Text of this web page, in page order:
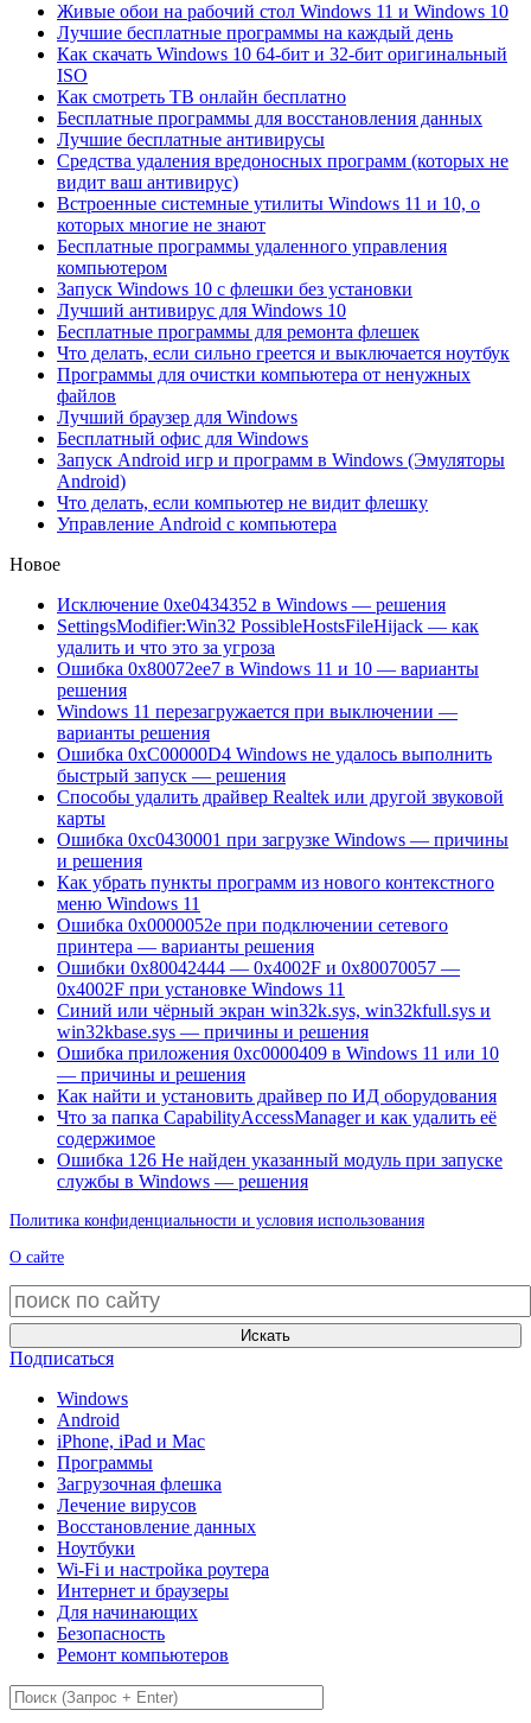
Живые обои на рабочий стол Windows 11 и Windows 10
Лучшие бесплатные программы на каждый день
Как скачать Windows 10 64-бит и 32-бит оригинальный
ISO
Как смотреть ТВ онлайн бесплатно
Бесплатные программы для восстановления данных
Лучшие бесплатные антивирусы
Средства удаления вредоносных программ (которых не
видит ваш антивирус)
Встроенные системные утилиты Windows 11 и 10, о
которых многие не знают
Бесплатные программы удаленного управления
компьютером
Запуск Windows 10 с флешки без установки
Лучший антивирус для Windows 10
Бесплатные программы для ремонта флешек
Что делать, если сильно греется и выключается ноутбук
Программы для очистки компьютера от ненужных
файлов
Лучший браузер для Windows
Бесплатный офис для Windows
Запуск Android игр и программ в Windows (Эмуляторы
Android)
Что делать, если компьютер не видит флешку
Управление Android с компьютера
Новое
Исключение 0xe0434352 в Windows — решения
SettingsModifier:Win32 PossibleHostsFileHijack — как
удалить и что это за угроза
Ошибка 0x80072ee7 в Windows 11 и 10 — варианты
решения
Windows 11 перезагружается при выключении —
варианты решения
Ошибка 0xC00000D4 Windows не удалось выполнить
быстрый запуск — решения
Способы удалить драйвер Realtek или другой звуковой
карты
Ошибка 0xc0430001 при загрузке Windows — причины
и решения
Как убрать пункты программ из нового контекстного
меню Windows 11
Ошибка 0x0000052e при подключении сетевого
принтера — варианты решения
Ошибки 0x80042444 — 0x4002F и 0x80070057 —
0x4002F при установке Windows 11
Синий или чёрный экран win32k.sys, win32kfull.sys и
win32kbase.sys — причины и решения
Ошибка приложения 0xc0000409 в Windows 11 или 10
— причины и решения
Как найти и установить драйвер по ИД оборудования
Что за папка CapabilityAccessManager и как удалить её
содержимое
Ошибка 126 Не найден указанный модуль при запуске
службы в Windows — решения
Политика конфиденциальности и условия использования
О сайте
Искать
Подписаться
Windows
Android
iPhone, iPad и Mac
Программы
Загрузочная флешка
Лечение вирусов
Восстановление данных
Ноутбуки
Wi-Fi и настройка роутера
Интернет и браузеры
Для начинающих
Безопасность
Ремонт компьютеров